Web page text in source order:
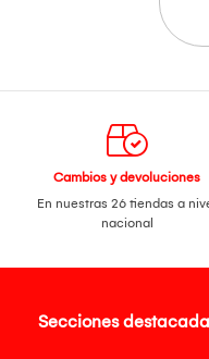
Cambios y devoluciones
En nuestras 26 tiendas a
nacional
Secciones